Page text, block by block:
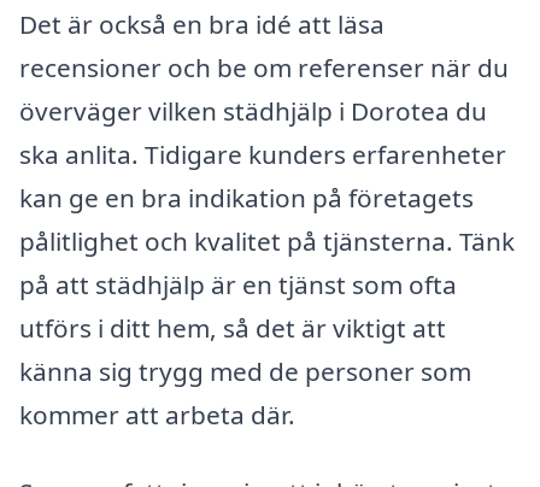
Det är också en bra idé att läsa
recensioner och be om referenser när du
överväger vilken städhjälp i Dorotea du
ska anlita. Tidigare kunders erfarenheter
kan ge en bra indikation på företagets
pålitlighet och kvalitet på tjänsterna. Tänk
på att städhjälp är en tjänst som ofta
utförs i ditt hem, så det är viktigt att
känna sig trygg med de personer som
kommer att arbeta där.